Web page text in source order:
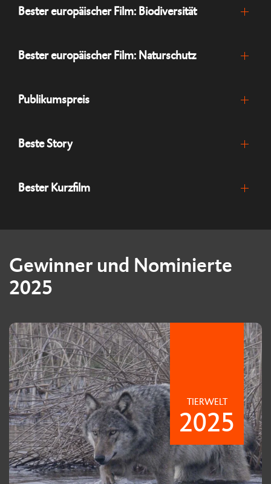
Bester europäischer Film: Biodiversität
Bester europäischer Film: Naturschutz
Publikumspreis
Beste Story
Bester Kurzfilm
Gewinner und Nominierte
2025
TIERWELT
2025